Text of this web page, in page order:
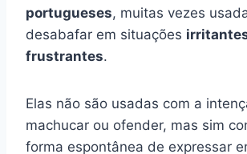
portugueses, muitas vezes
desabafar em situações
frustrantes.
Elas não são usadas com a
machucar ou ofender, mas sim
forma espontânea de expressar